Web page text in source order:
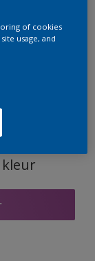
of cookies
usage, and